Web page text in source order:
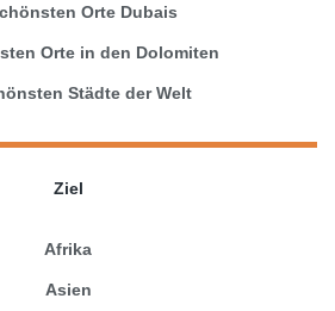
Orte Dubais
Orte in den Dolomiten
Städte der Welt
Ziel
Afrika
Asien